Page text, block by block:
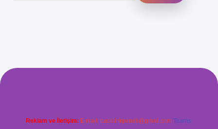
Reklam ve İletişim: E-mail: backlinkpaneli@gmail.com Teams: